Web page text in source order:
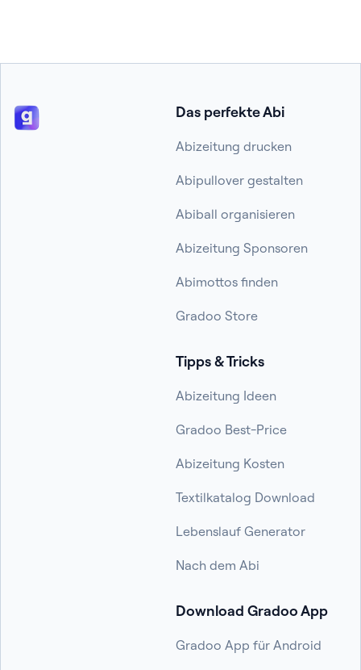
Das perfekte Abi
Abizeitung drucken
Abipullover gestalten
Abiball organisieren
Abizeitung Sponsoren
Abimottos finden
Gradoo Store
Download Gradoo App
Gradoo App für Android
Tipps & Tricks
Abizeitung Ideen
Gradoo Best-Price
Abizeitung Kosten
Textilkatalog Download
Lebenslauf Generator
Nach dem Abi